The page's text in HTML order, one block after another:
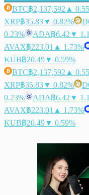
BTC฿2,137,592 ▲
XRP฿35.83▼ 0.82%
0.23%
ADA฿6.42 ▼
AVAX฿223.01 ▲ 1.73%
KUB฿20.49▼ 0.59%
BTC฿2,137,592 ▲
XRP฿35.83▼ 0.82%
0.23%
ADA฿6.42 ▼
AVAX฿223.01 ▲ 1.73%
KUB฿20.49▼ 0.59%